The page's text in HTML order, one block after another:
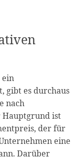
ein
gibt es durchaus
nach
Hauptgrund ist
der für
eine
Darüber